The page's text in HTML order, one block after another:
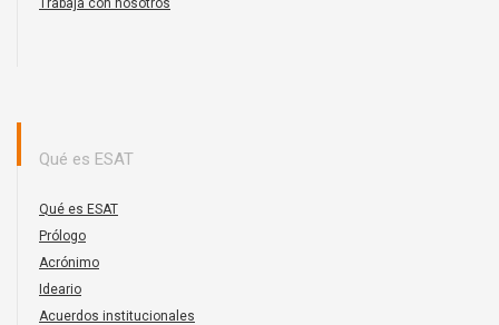
Trabaja con nosotros
Qué es ESAT
Qué es ESAT
Prólogo
Acrónimo
Ideario
Acuerdos institucionales